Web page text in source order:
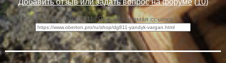
Добавить отзыв или задать вопрос на форуме(10)
Варган ДГ811 "Яндык" - прямая ссылка: